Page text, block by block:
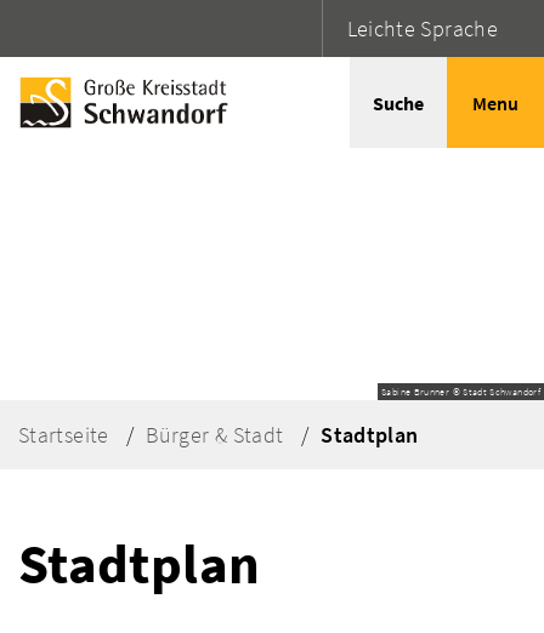
Leichte Sprache
Suche Menu
Sabine Brunner © Stadt Schwandorf
Startseite Bürger & Stadt Stadtplan
Stadtplan